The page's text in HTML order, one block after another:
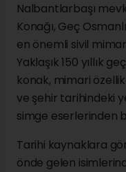
Nalbantlarbaşı
Konağı, Geç
en önemli sivil
Yaklaşık 150 yıllık
konak, mimari
ve şehir tarihindeki
simge eserlerinden
Tarihi kaynaklara
önde gelen